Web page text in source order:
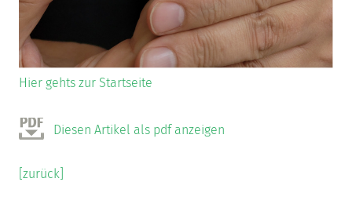
Hier gehts zur Startseite
Diesen Artikel als pdf anzeigen
[zurück]